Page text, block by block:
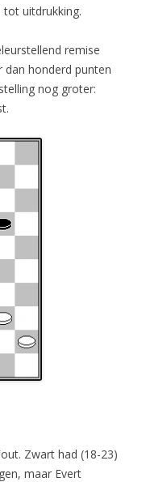
uitdrukking.
remise
honderd punten
nog groter:
Zwart had (18-23)
maar Evert